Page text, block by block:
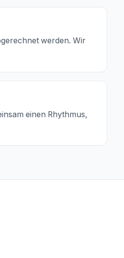
werden. Wir
einen Rhythmus,